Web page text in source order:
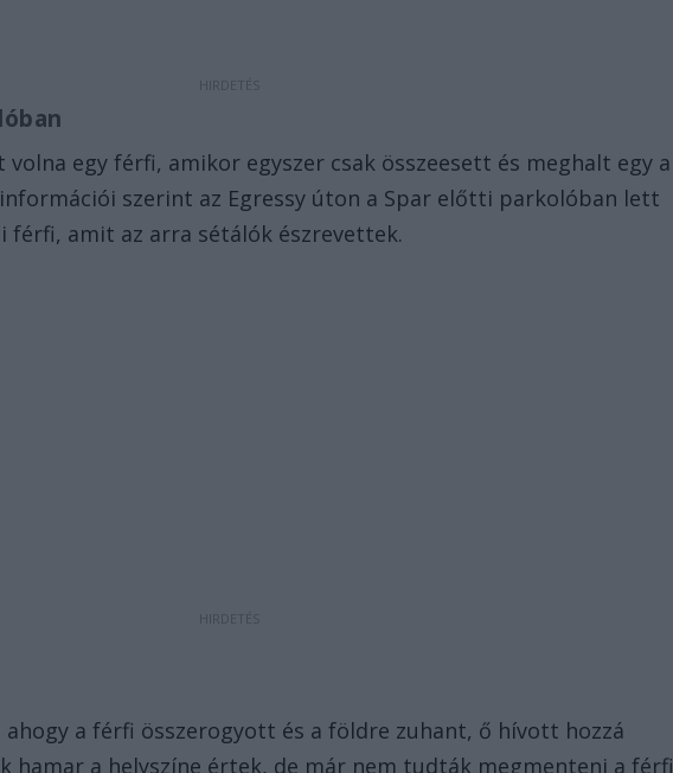
volna egy férfi, amikor egyszer csak összeesett és meghalt egy a
információi szerint az Egressy úton a Spar előtti parkolóban lett
férfi, amit az arra sétálók észrevettek.
a férfi összerogyott és a földre zuhant, ő hívott hozzá
hamar a helyszíne értek, de már nem tudták megmenteni a férfi